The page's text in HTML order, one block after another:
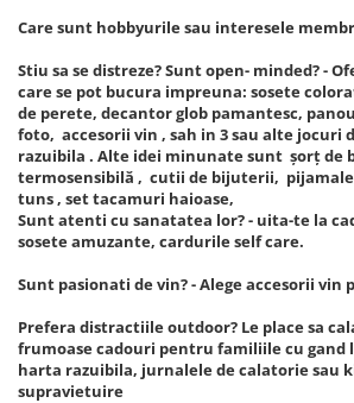
Care sunt hobbyurile sau interesele
Stiu sa se distreze? Sunt open- minded? -
care se pot bucura impreuna: sosete
de perete, decantor glob pamantesc,
foto, accesorii vin , sah in 3 sau alte jocuri
razuibila . Alte idei minunate sunt șorț de
termosensibilă , cutii de bijuterii,
tuns , set tacamuri haioase,
Sunt atenti cu sanatatea lor? - uita-te la
sosete amuzante, cardurile self care.
Sunt pasionati de vin? - Alege accesorii vin
Prefera distractiile outdoor? Le place sa
frumoase cadouri pentru familiile cu gand
harta razuibila, jurnalele de calatorie sau
supravietuire